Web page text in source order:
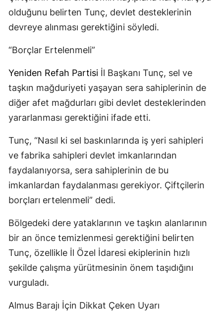
olduğunu belirten Tunç, devlet desteklerinin
devreye alınması gerektiğini söyledi.
“Borçlar Ertelenmeli”
Yeniden Refah Partisi İl Başkanı Tunç, sel ve
taşkın mağduriyeti yaşayan sera sahiplerinin de
diğer afet mağdurları gibi devlet desteklerinden
yararlanması gerektiğini ifade etti.
Tunç, “Nasıl ki sel baskınlarında iş yeri sahipleri
ve fabrika sahipleri devlet imkanlarından
faydalanıyorsa, sera sahiplerinin de bu
imkanlardan faydalanması gerekiyor. Çiftçilerin
borçları ertelenmeli” dedi.
Bölgedeki dere yataklarının ve taşkın alanlarının
bir an önce temizlenmesi gerektiğini belirten
Tunç, özellikle İl Özel İdaresi ekiplerinin hızlı
şekilde çalışma yürütmesinin önem taşıdığını
vurguladı.
Almus Barajı İçin Dikkat Çeken Uyarı